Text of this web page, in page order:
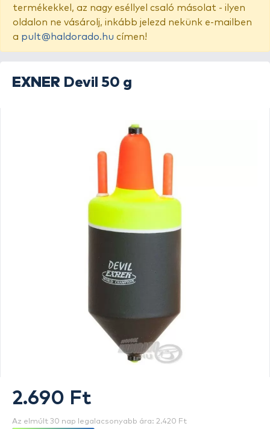
termékekkel, az nagy eséllyel csaló másolat - ilyen
oldalon ne vásárolj, inkább jelezd nekünk e-mailben
a pult@haldorado.hu címen!
EXNER Devil 50 g
2.690 Ft
Az elmúlt 30 nap legalacsonyabb ára: 2.420 Ft